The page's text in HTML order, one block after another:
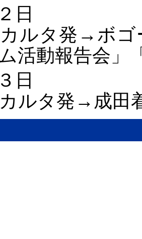
日
ルタ発→ボゴ
活動報告会」
日
ルタ発→成田